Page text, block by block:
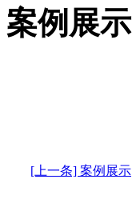
案例展示
[上一条] 案例展示